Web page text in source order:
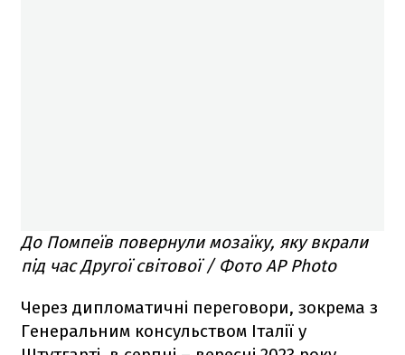
До Помпеїв повернули мозаїку, яку вкрали
під час Другої світової / Фото AP Photo
Через дипломатичні переговори, зокрема з
Генеральним консульством Італії у